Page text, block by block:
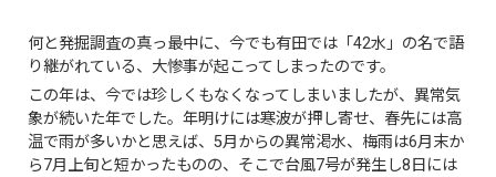
何と発掘調査の真っ最中に、今でも有田では「42水」の名で語
り継がれている、大惨事が起こってしまったのです。
この年は、今では珍しくもなくなってしまいましたが、異常気
象が続いた年でした。年明けには寒波が押し寄せ、春先には高
温で雨が多いかと思えば、5月からの異常渇水、梅雨は6月末か
ら7月上旬と短かったものの、そこで台風7号が発生し8日には